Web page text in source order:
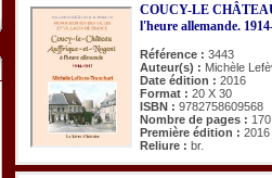
COUCY-LE
l'heure allemande.
Référence : 3443
Auteur(s) : Michèle
Date édition : 2016
Format : 20 X 30
ISBN : 9782758609568
Nombre de pages : 170
Première édition : 2016
Reliure : br.